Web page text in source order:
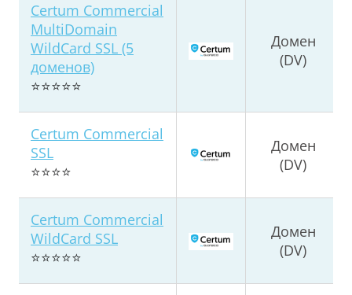
Certum Commercial
MultiDomain
WildCard SSL (5
доменов)
⭐⭐⭐⭐⭐
Домен
(DV)
Certum Commercial
SSL
⭐⭐⭐⭐
Домен
(DV)
Certum Commercial
WildCard SSL
⭐⭐⭐⭐⭐
Домен
(DV)